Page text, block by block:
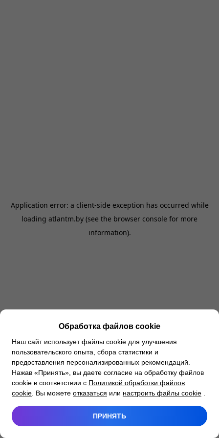
Application error: a client-side exception has occurred while
loading atlantm.by (see the browser console for more
information).
Обработка файлов cookie
Наш сайт использует файлы cookie для улучшения
пользовательского опыта, сбора статистики и
предоставления персонализированных рекомендаций.
Нажав «Принять», вы даете согласие на обработку файлов
cookie в соответствии с Политикой обработки файлов
cookie . Вы можете отказаться или настроить файлы cookie
ПРИНЯТЬ